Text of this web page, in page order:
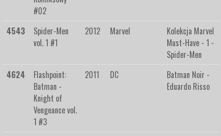
#02
4543
Spider-Men
vol. 1 #1
2012 Marvel
Kolekcja Marvel
Must-Have - 1 -
Spider-Men
4624
Flashpoint:
Batman -
Knight of
Vengeance vol.
1 #3
2011 DC
Batman Noir -
Eduardo Risso